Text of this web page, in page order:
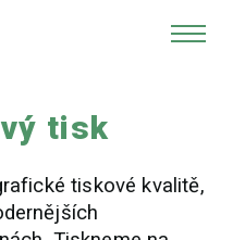
tisk
tiskové kvalitě,